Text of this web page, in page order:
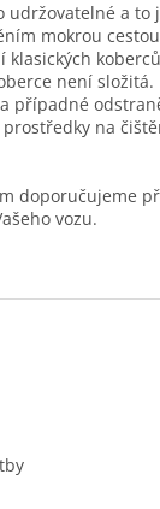
udržovatelné a to
mokrou
klasických
není složitá.
případné
na
doporučujeme
vozu.